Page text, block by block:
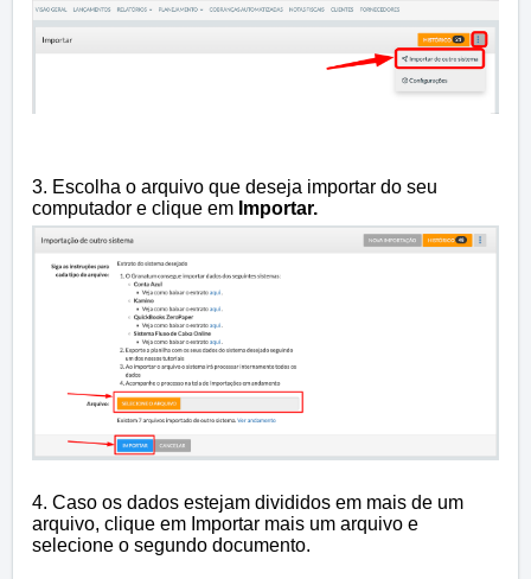
3. Escolha o arquivo que deseja importar do seu
computador e clique em Importar.
4. Caso os dados estejam divididos em mais de um
arquivo, clique em Importar mais um arquivo e
selecione o segundo documento.